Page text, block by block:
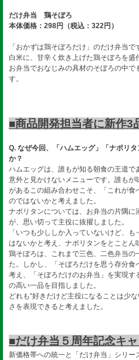
だけ弁当 鶏そぼろ
本体価格：298円（税込：322円）
「おかずは鶏そぼろだけ」のだけ弁当で
白米に、甘辛く炊き上げた鶏そぼろを盛
お弁当でおなじみの具材のそぼろの中
す。
■商品開発担当者に新作3
Q. なぜ今回、「ハムエッグ」「ナポリ
か？
ハムエッグは、誰もが知る朝食の王道
意外と見かけないメニューです。誰も
があるこの組み合わせこそ、「これが
のではないかと考えました。
ナポリタンについては、お弁当の片隅
が、思い切って主役に抜擢しました。
「いつも少ししか入っていないけど、
はないかと考え、ナポリタンをとことん
鶏そぼろは、これまで三色、二色弁当の
た。しかし、「そぼろだけを思う存分食
考え、「そぼろだけのお弁当」を実現
の高い一品を目指しました。
どれも“好きだけど主役になることは少
さを表現できると考えました。
■だけ弁当５周年記念キ
新価格帯への統一と「だけ弁当」シリ